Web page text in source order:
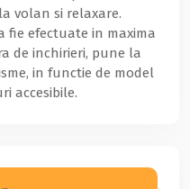
volan si relaxare.
fie efectuate in maxima
de inchirieri, pune la
in functie de model
accesibile.